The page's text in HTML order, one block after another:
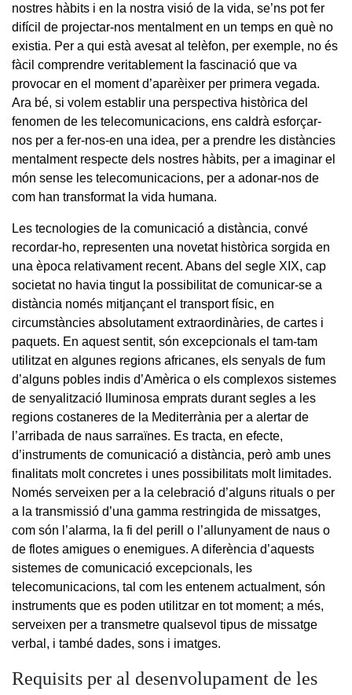
nostres hàbits i en la nostra visió de la vida, se’ns pot fer
difícil de projectar-nos mentalment en un temps en què no
existia. Per a qui està avesat al telèfon, per exemple, no és
fàcil comprendre veritablement la fascinació que va
provocar en el moment d’aparèixer per primera vegada.
Ara bé, si volem establir una perspectiva històrica del
fenomen de les telecomunicacions, ens caldrà esforçar-
nos per a fer-nos-en una idea, per a prendre les distàncies
mentalment respecte dels nostres hàbits, per a imaginar el
món sense les telecomunicacions, per a adonar-nos de
com han transformat la vida humana.
Les tecnologies de la comunicació a distància, convé
recordar-ho, representen una novetat històrica sorgida en
una època relativament recent. Abans del segle XIX, cap
societat no havia tingut la possibilitat de comunicar-se a
distància només mitjançant el transport físic, en
circumstàncies absolutament extraordinàries, de cartes i
paquets. En aquest sentit, són excepcionals el tam-tam
utilitzat en algunes regions africanes, els senyals de fum
d’alguns pobles indis d’Amèrica o els complexos sistemes
de senyalització lluminosa emprats durant segles a les
regions costaneres de la Mediterrània per a alertar de
l’arribada de naus sarraïnes. Es tracta, en efecte,
d’instruments de comunicació a distància, però amb unes
finalitats molt concretes i unes possibilitats molt limitades.
Només serveixen per a la celebració d’alguns rituals o per
a la transmissió d’una gamma restringida de missatges,
com són l’alarma, la fi del perill o l’allunyament de naus o
de flotes amigues o enemigues. A diferència d’aquests
sistemes de comunicació excepcionals, les
telecomunicacions, tal com les entenem actualment, són
instruments que es poden utilitzar en tot moment; a més,
serveixen per a transmetre qualsevol tipus de missatge
verbal, i també dades, sons i imatges.
Requisits per al desenvolupament de les